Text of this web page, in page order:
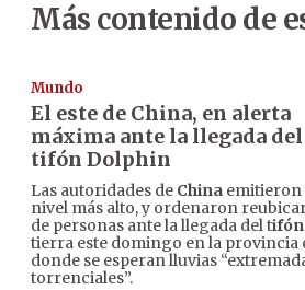
Más contenido de
Mundo
El este de China, en alerta
máxima ante la llegada del
tifón Dolphin
Las autoridades de China emitieron
nivel más alto, y ordenaron
de personas ante la llegada del t
tierra este domingo en la provincia
donde se esperan lluvias
torrenciales”.